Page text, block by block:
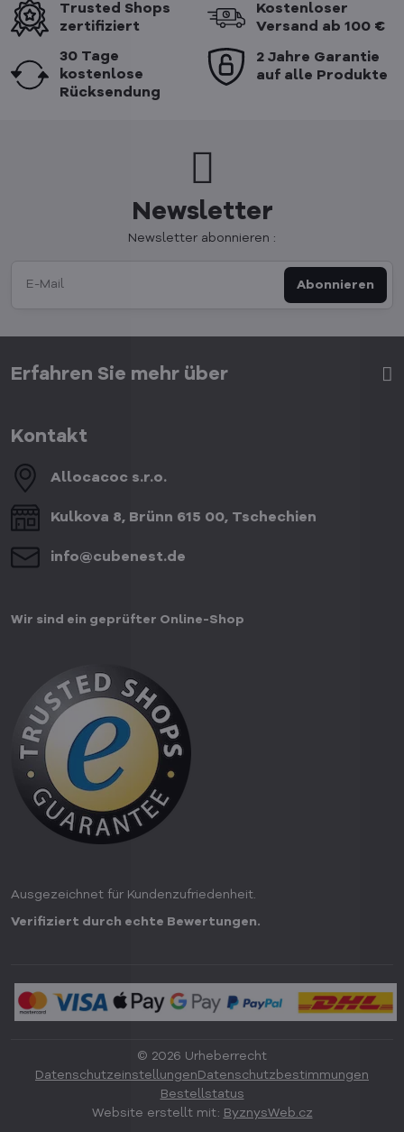
Trusted Shops
zertifiziert
Kostenloser
Versand ab 100 €
30 Tage
kostenlose
Rücksendung
2 Jahre Garantie
auf alle Produkte
Newsletter
Newsletter abonnieren :
Abonnieren
Erfahren Sie mehr über
Kontakt
Allocacoc s​.r​.o​.
Kulkova 8, Brünn 615 00, Tschechien
info​@cubenest​.de
Wir sind ein geprüfter Online-Shop
Ausgezeichnet für Kundenzufriedenheit.
Verifiziert durch echte Bewertungen.
© 2026 Urheberrecht
Datenschutzeinstellungen Datenschutzbestimmungen
Bestellstatus
Website erstellt mit: ByznysWeb.cz